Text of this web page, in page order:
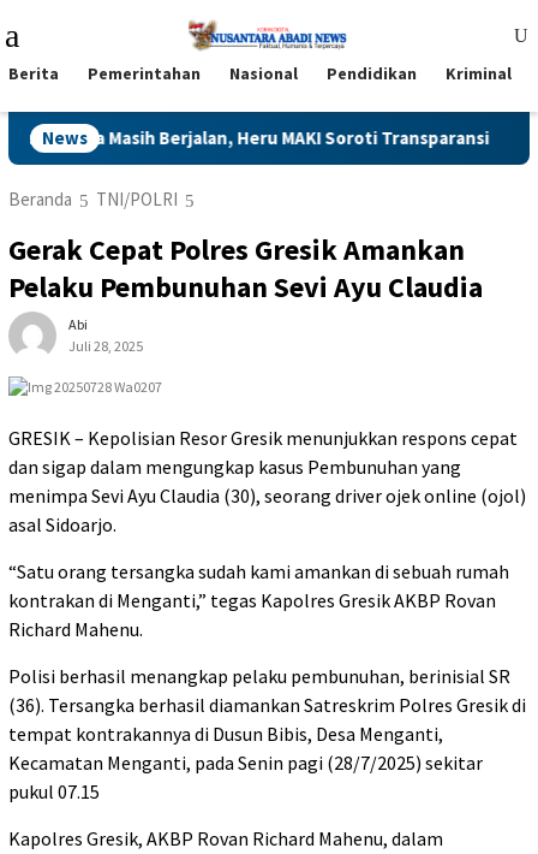
ke
Mobile
Berita Pemerintahan Nasional Pendidikan Kriminal
News
Berjalan, Heru MAKI Soroti Transparansi Langgar
Beranda TNI/POLRI
Gerak Cepat Polres Gresik Amankan
Pelaku Pembunuhan Sevi Ayu Claudia
Abi
Juli 28, 2025
GRESIK – Kepolisian Resor Gresik menunjukkan respons cepat
dan sigap dalam mengungkap kasus Pembunuhan yang
menimpa Sevi Ayu Claudia (30), seorang driver ojek online (ojol)
asal Sidoarjo.
“Satu orang tersangka sudah kami amankan di sebuah rumah
kontrakan di Menganti,” tegas Kapolres Gresik AKBP Rovan
Richard Mahenu.
Polisi berhasil menangkap pelaku pembunuhan, berinisial SR
(36). Tersangka berhasil diamankan Satreskrim Polres Gresik di
tempat kontrakannya di Dusun Bibis, Desa Menganti,
Kecamatan Menganti, pada Senin pagi (28/7/2025) sekitar
pukul 07.15
Kapolres Gresik, AKBP Rovan Richard Mahenu, dalam